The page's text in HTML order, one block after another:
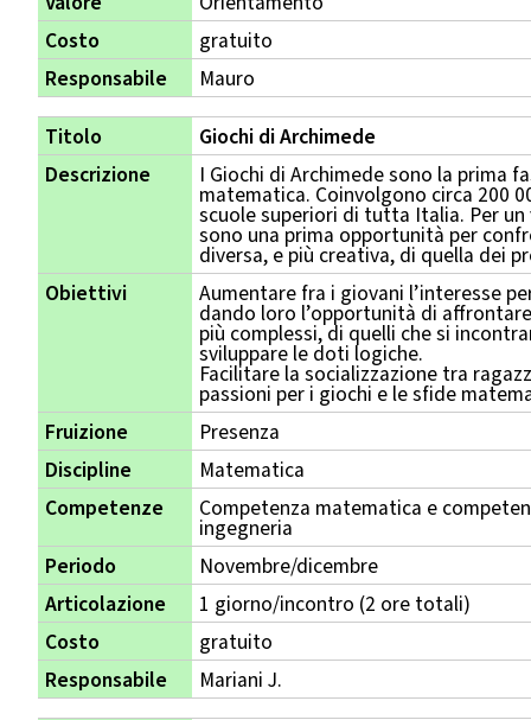
Costo
gratuito
Responsabile
Mauro
Titolo
Giochi di Archimede
Descrizione
I Giochi di Archimede sono la prima
matematica. Coinvolgono circa 200
scuole superiori di tutta Italia. Per
sono una prima opportunità per
diversa, e più creativa, di quella dei
Obiettivi
Aumentare fra i giovani l’interesse
dando loro l’opportunità di
più complessi, di quelli che si
sviluppare le doti logiche.
Facilitare la socializzazione tra
passioni per i giochi e le sfide
Fruizione
Presenza
Discipline
Matematica
Competenze
Competenza matematica e
ingegneria
Periodo
Novembre/dicembre
Articolazione
1 giorno/incontro (2 ore totali)
Costo
gratuito
Responsabile
Mariani J.